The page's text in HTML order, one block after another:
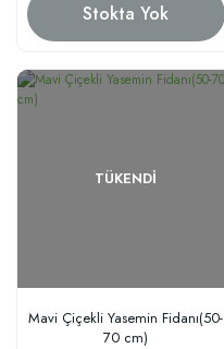
Stokta Yok
TÜKENDI
Mavi Çiçekli Yasemin Fidanı(50-
70 cm)